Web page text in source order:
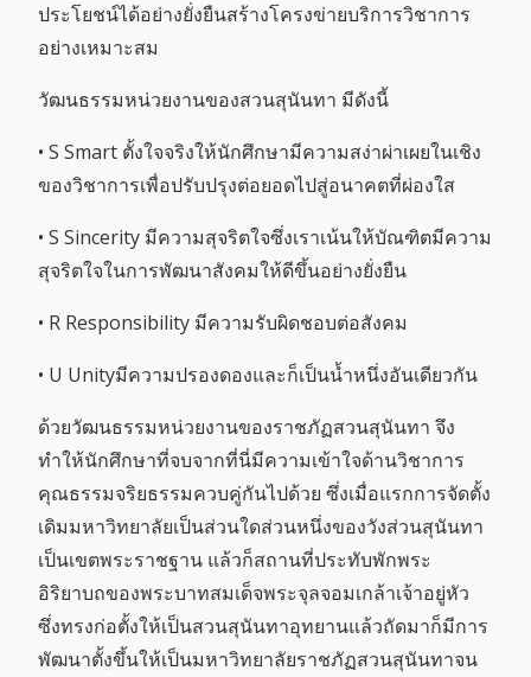
ประโยชน์ได้อย่างยั่งยืนสร้างโครงข่ายบริการวิชาการ
อย่างเหมาะสม
วัฒนธรรมหน่วยงานของสวนสุนันทา มีดังนี้
• S Smart ตั้งใจจริงให้นักศึกษามีความสง่าผ่าเผยในเชิง
ของวิชาการเพื่อปรับปรุงต่อยอดไปสู่อนาคตที่ผ่องใส
• S Sincerity มีความสุจริตใจซึ่งเราเน้นให้บัณฑิตมีความ
สุจริตใจในการพัฒนาสังคมให้ดีขึ้นอย่างยั่งยืน
• R Responsibility มีความรับผิดชอบต่อสังคม
• U Unityมีความปรองดองและก็เป็นน้ำหนึ่งอันเดียวกัน
ด้วยวัฒนธรรมหน่วยงานของราชภัฏสวนสุนันทา จึง
ทำให้นักศึกษาที่จบจากที่นี่มีความเข้าใจด้านวิชาการ
คุณธรรมจริยธรรมควบคู่กันไปด้วย ซึ่งเมื่อแรกการจัดตั้ง
เดิมมหาวิทยาลัยเป็นส่วนใดส่วนหนึ่งของวังส่วนสุนันทา
เป็นเขตพระราชฐาน แล้วก็สถานที่ประทับพักพระ
อิริยาบถของพระบาทสมเด็จพระจุลจอมเกล้าเจ้าอยู่หัว
ซึ่งทรงก่อตั้งให้เป็นสวนสุนันทาอุทยานแล้วถัดมาก็มีการ
พัฒนาตั้งขึ้นให้เป็นมหาวิทยาลัยราชภัฏสวนสุนันทาจน